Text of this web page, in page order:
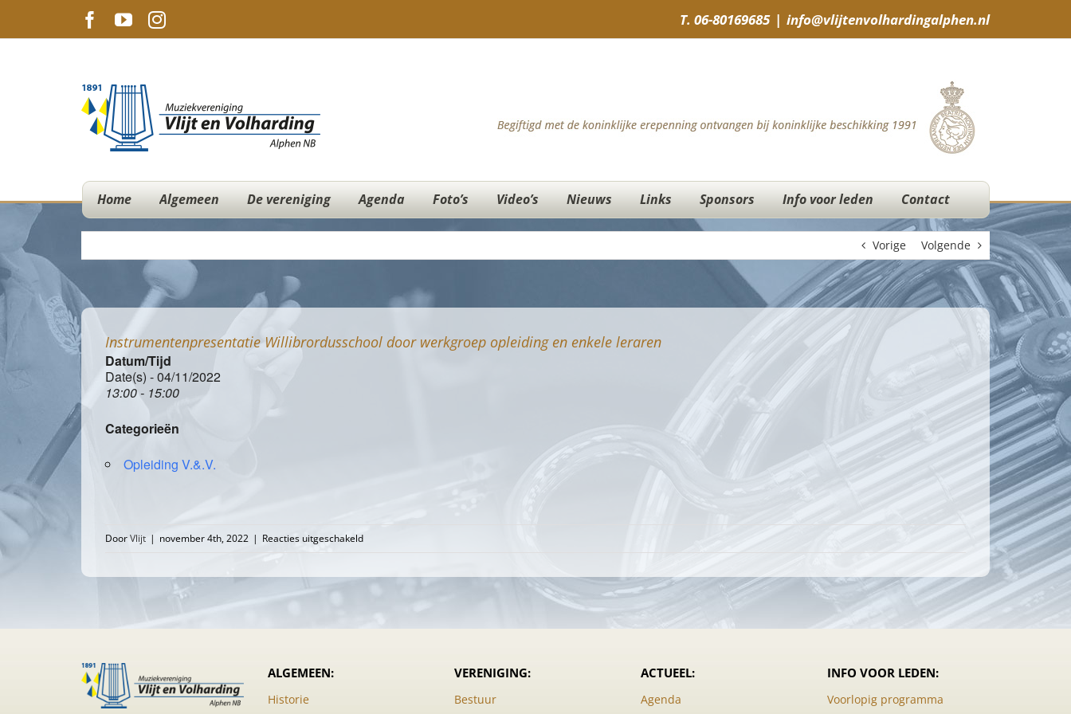
Facebook
YouTubeInstagram T. 06-80169685 | info@vlijtenvolhardingalphen.nl
Home Algemeen De vereniging Agenda Foto’s Video’s Nieuws Links Sponsors Info voor leden Contact
Vorige Volgende
Instrumentenpresentatie Willibrordusschool door werkgroep opleiding en enkele leraren
Datum/Tijd
Date(s) - 04/11/2022
13:00 - 15:00
Categorieën
Opleiding V.&.V.
DoorVlijt | november 4th, 2022 | Reacties uitgeschakeldvoor
Willibrordusschool
werkgroep
opleiding
ALGEMEEN:
Historie
VERENIGING:
Bestuur
ACTUEEL:
Agenda
INFO VOOR LEDEN:
Voorlopig programma